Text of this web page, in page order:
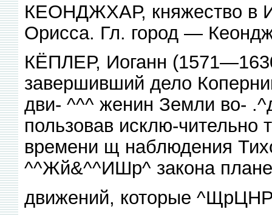
КЕОНДЖХАР, княжество в
Орисса. Гл. город —
КЁПЛЕР, Иоганн
завершивший дело
дви- ^^^ женин Земли во-
пользовав исклю-
времени щ наблюдения
^^Жй&^^ИШр^ закона
движений, которые